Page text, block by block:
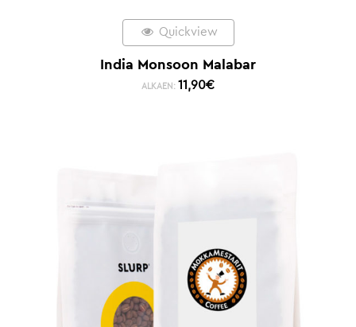
Quickview
India Monsoon Malabar
ALKAEN: 11,90€